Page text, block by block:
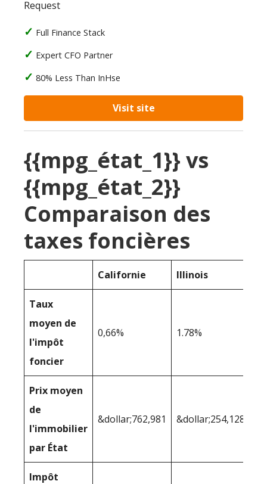
Request
Full Finance Stack
Expert CFO Partner
80% Less Than InHse
Visit site
{{mpg_état_1}} vs
{{mpg_état_2}}
Comparaison des
taxes foncières
Californie Illinois
Taux
moyen de
l'impôt
foncier
0,66% 1.78%
Prix moyen
de
l'immobilier
par État
&dollar;762,981 &dollar;254,128
Impôt